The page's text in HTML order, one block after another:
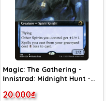
Magic: The Gathering -
Innistrad: Midnight Hunt -
20.000₫